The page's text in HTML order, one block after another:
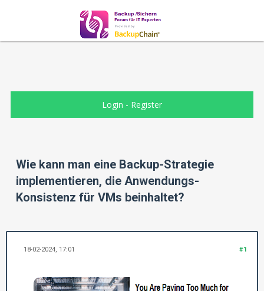
Login - Register
Wie kann man eine Backup-Strategie
implementieren, die Anwendungs-
Konsistenz für VMs beinhaltet?
#1
18-02-2024, 17:01